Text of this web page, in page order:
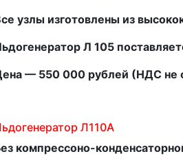
узлы изготовлены из
Л 105
— 550 000 рублей (НДС не
Л110А
компрессоно-